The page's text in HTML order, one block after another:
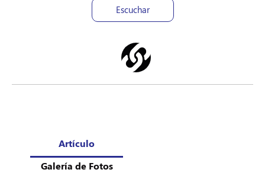
Escuchar
Artículo
Galería de Fotos